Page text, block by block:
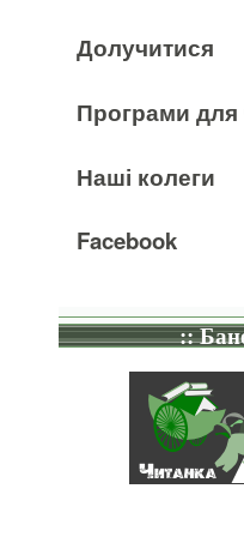
Долучитися
Програми для
Наші колеги
Facebook
::